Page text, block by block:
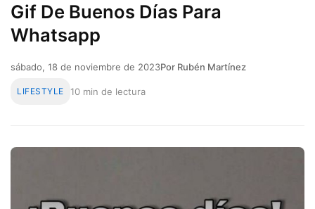
Gif De Buenos Días Para
Whatsapp
sábado, 18 de noviembre de 2023Por Rubén Martínez
LIFESTYLE 10 min de lectura